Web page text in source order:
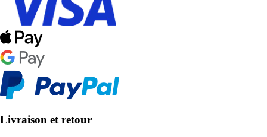
Livraison et retour